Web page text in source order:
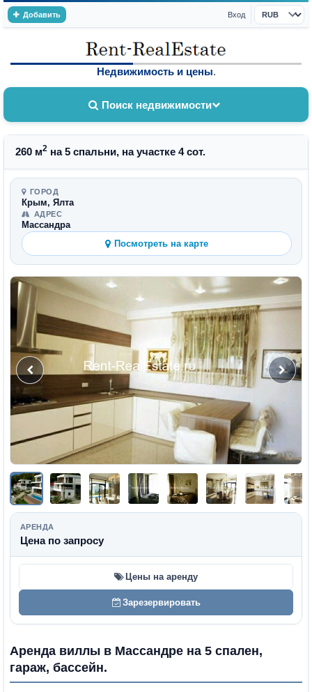
Добавить Вход
Валюта
Недвижимость и цены.
Поиск недвижимости
260 м2 на 5 спальни, на участке 4 сот.
ГОРОД
Крым, Ялта
АДРЕС
Массандра
Посмотреть на карте
АРЕНДА
Цена по запросу
Цены на аренду
Зарезервировать
Аренда виллы в Массандре на 5 спален,
гараж, бассейн.